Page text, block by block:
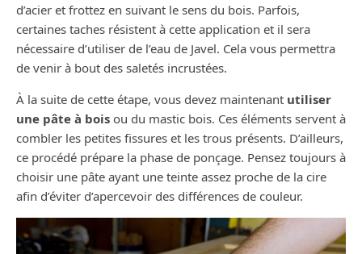
d’acier et frottez en suivant le sens du bois. Parfois,
certaines taches résistent à cette application et il sera
nécessaire d’utiliser de l’eau de Javel. Cela vous permettra
de venir à bout des saletés incrustées.
À la suite de cette étape, vous devez maintenant utiliser
une pâte à bois ou du mastic bois. Ces éléments servent à
combler les petites fissures et les trous présents. D’ailleurs,
ce procédé prépare la phase de ponçage. Pensez toujours à
choisir une pâte ayant une teinte assez proche de la cire
afin d’éviter d’apercevoir des différences de couleur.